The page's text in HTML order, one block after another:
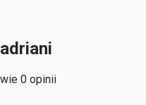
0 opinii